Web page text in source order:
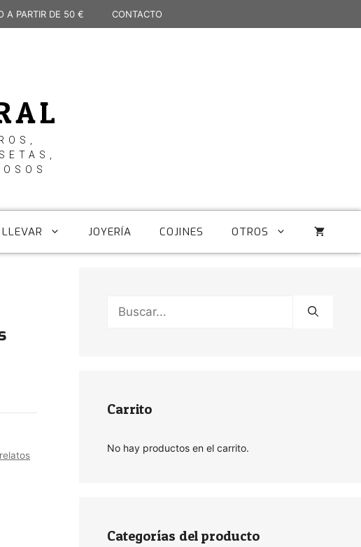
A PARTIR DE 50 € CONTACTO
JOYERÍA COJINES OTROS
relatos
Buscar:
Carrito
No hay productos en el carrito.
Categorías del producto